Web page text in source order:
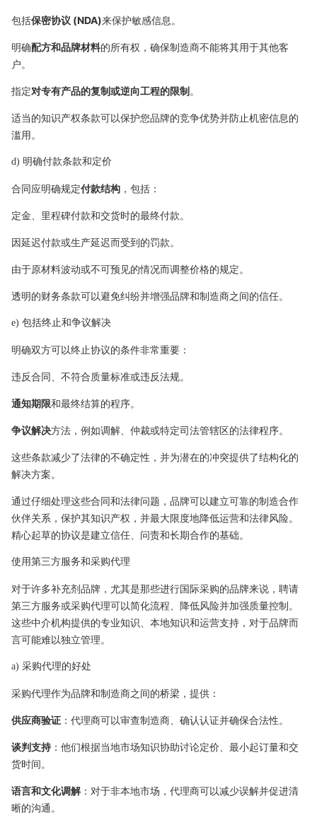
包括保密协议 (NDA)来保护敏感信息。
明确配方和品牌材料的所有权，确保制造商不能将其用于其他客
户。
指定对专有产品的复制或逆向工程的限制。
适当的知识产权条款可以保护您品牌的竞争优势并防止机密信息的
滥用。
d) 明确付款条款和定价
合同应明确规定付款结构 ，包括：
定金、里程碑付款和交货时的最终付款。
因延迟付款或生产延迟而受到的罚款。
由于原材料波动或不可预见的情况而调整价格的规定。
透明的财务条款可以避免纠纷并增强品牌和制造商之间的信任。
e) 包括终止和争议解决
明确双方可以终止协议的条件非常重要：
违反合同、不符合质量标准或违反法规。
通知期限和最终结算的程序。
争议解决方法，例如调解、仲裁或特定司法管辖区的法律程序。
这些条款减少了法律的不确定性，并为潜在的冲突提供了结构化的
解决方案。
通过仔细处理这些合同和法律问题，品牌可以建立可靠的制造合作
伙伴关系，保护其知识产权，并最大限度地降低运营和法律风险。
精心起草的协议是建立信任、问责和长期合作的基础。
使用第三方服务和采购代理
对于许多补充剂品牌，尤其是那些进行国际采购的品牌来说，聘请
第三方服务或采购代理可以简化流程、降低风险并加强质量控制。
这些中介机构提供的专业知识、本地知识和运营支持，对于品牌而
言可能难以独立管理。
a) 采购代理的好处
采购代理作为品牌和制造商之间的桥梁，提供：
供应商验证 ：代理商可以审查制造商、确认认证并确保合法性。
谈判支持 ：他们根据当地市场知识协助讨论定价、最小起订量和交
货时间。
语言和文化调解：对于非本地市场，代理商可以减少误解并促进清
晰的沟通。